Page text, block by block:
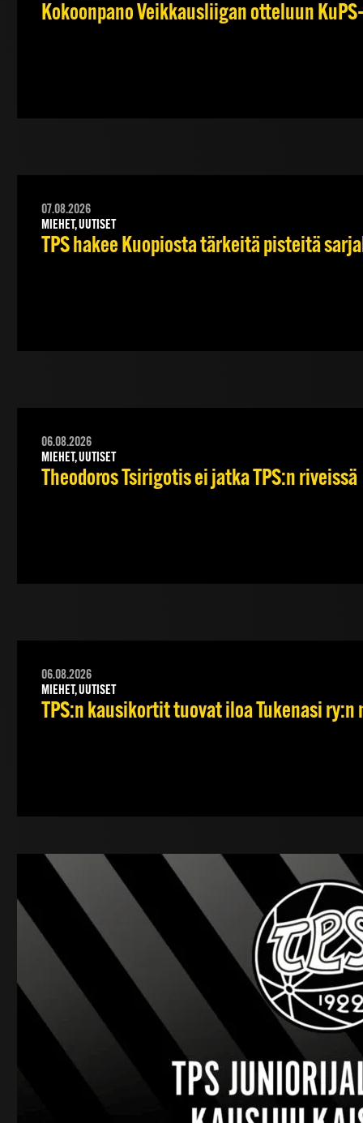
Kokoonpano Veikkausliigan otteluun
07.08.2026
MIEHET, UUTISET
TPS hakee Kuopiosta tärkeitä pisteitä
06.08.2026
MIEHET, UUTISET
Theodoros Tsirigotis ei jatka TPS:n riveissä
06.08.2026
MIEHET, UUTISET
TPS:n kausikortit tuovat iloa Tukenasi